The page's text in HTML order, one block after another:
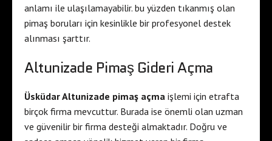
anlamı ile ulaşılamayabilir. bu yüzden tıkanmış olan
pimaş boruları için kesinlikle bir profesyonel destek
alınması şarttır.
Altunizade Pimaş Gideri Açma
Üsküdar Altunizade pimaş açma işlemi için etrafta
birçok firma mevcuttur. Burada ise önemli olan uzman
ve güvenilir bir firma desteği almaktadır. Doğru ve